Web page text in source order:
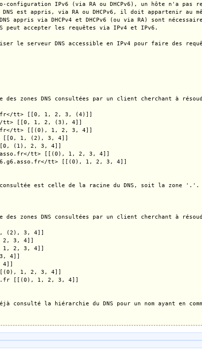
configuration IPv6 (via RA ou DHCPv6), un hôte n'a
est appris, via RA ou DHCPv6, il doit appartenir au
appris via DHCPv4 et DHCPv6 (ou via RA) sont
peut accepter les requêtes via IPv4 et IPv6.
le serveur DNS accessible en IPv4 pour faire des
des zones DNS consultées par un client cherchant à
tt> [[0, 1, 2, 3, (4)]]
tt> [[0, 1, 2, (3), 4]]
tt> [[(0), 1, 2, 3, 4]]
[[0, 1, (2), 3, 4]]
[[0, (1), 2, 3, 4]]
tt> [[(0), 1, 2, 3, 4]]
tt> [[(0), 1, 2, 3, 4]]
consultée est celle de la racine du DNS, soit la zone '.'.
des zones DNS consultées par un client cherchant à
(2), 3, 4]]
2, 3, 4]]
1, 2, 3, 4]]
4]]
4]]
[[(0), 1, 2, 3, 4]]
[[(0), 1, 2, 3, 4]]
consulté la hiérarchie du DNS pour un nom ayant en